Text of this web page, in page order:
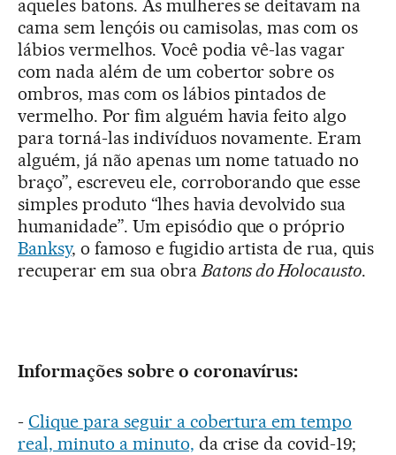
aqueles batons. As mulheres se deitavam na
cama sem lençóis ou camisolas, mas com os
lábios vermelhos. Você podia vê-las vagar
com nada além de um cobertor sobre os
ombros, mas com os lábios pintados de
vermelho. Por fim alguém havia feito algo
para torná-las indivíduos novamente. Eram
alguém, já não apenas um nome tatuado no
braço”, escreveu ele, corroborando que esse
simples produto “lhes havia devolvido sua
humanidade”. Um episódio que o próprio
Banksy, o famoso e fugidio artista de rua, quis
recuperar em sua obra Batons do Holocausto.
Informações sobre o coronavírus:
- Clique para seguir a cobertura em tempo
real, minuto a minuto, da crise da covid-19;